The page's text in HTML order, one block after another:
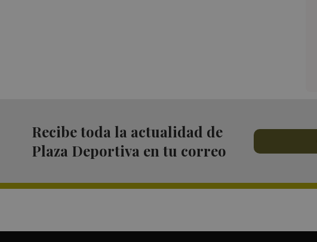
Recibe toda la actualidad de
Plaza Deportiva en tu correo